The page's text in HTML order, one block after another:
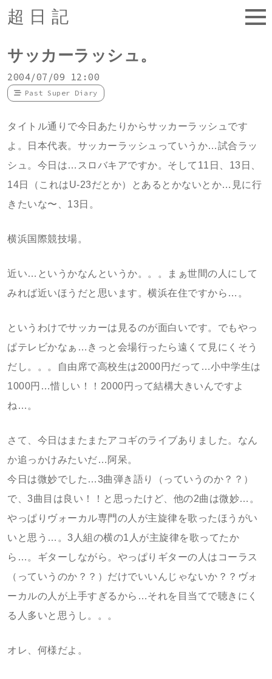
超日記
サッカーラッシュ。
2004/07/09 12:00
Past Super Diary
タイトル通りで今日あたりからサッカーラッシュです
よ。日本代表。サッカーラッシュっていうか…試合ラッ
シュ。今日は…スロバキアですか。そして11日、13日、
14日（これはU-23だとか）とあるとかないとか…見に行
きたいな〜、13日。
横浜国際競技場。
近い…というかなんというか。。。まぁ世間の人にして
みれば近いほうだと思います。横浜在住ですから…。
というわけでサッカーは見るのが面白いです。でもやっ
ぱテレビかなぁ…きっと会場行ったら遠くて見にくそう
だし。。。自由席で高校生は2000円だって…小中学生は
1000円…惜しい！！2000円って結構大きいんですよ
ね…。
さて、今日はまたまたアコギのライブありました。なん
か追っかけみたいだ…阿呆。
今日は微妙でした…3曲弾き語り（っていうのか？？）
で、3曲目は良い！！と思ったけど、他の2曲は微妙…。
やっぱりヴォーカル専門の人が主旋律を歌ったほうがい
いと思う…。3人組の横の1人が主旋律を歌ってたか
ら…。ギターしながら。やっぱりギターの人はコーラス
（っていうのか？？）だけでいいんじゃないか？？ヴォ
ーカルの人が上手すぎるから…それを目当てで聴きにく
る人多いと思うし。。。
オレ、何様だよ。